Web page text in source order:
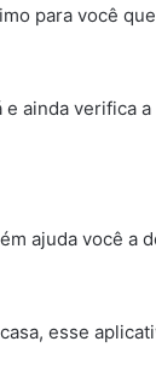
para você
ainda verifica
ajuda você a
esse